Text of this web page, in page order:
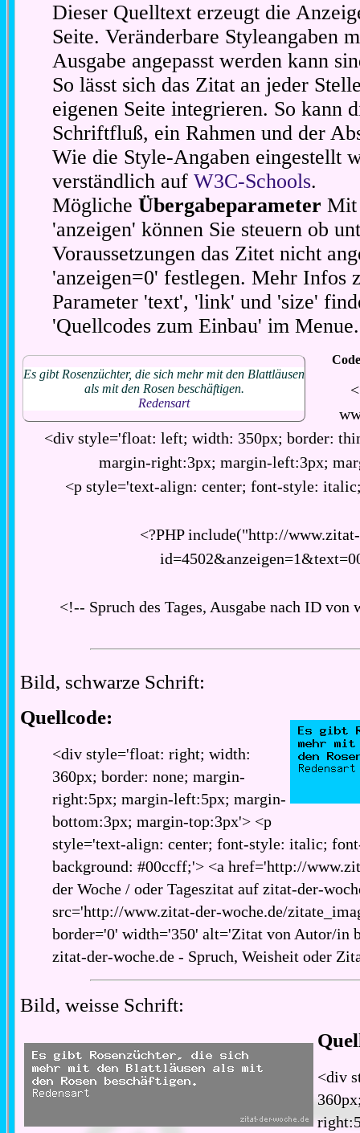
Dieser Quelltext erzeugt die
Seite. Veränderbare Styleangaben
Ausgabe angepasst werden kann
So lässt sich das Zitat an jeder
eigenen Seite integrieren. So kann
Schriftfluß, ein Rahmen und der
Wie die Style-Angaben eingestellt
verständlich aufW3C-Schools.
MöglicheÜbergabeparameter Mit
'anzeigen' können Sie steuern ob
Voraussetzungen das Zitet nicht
'anzeigen=0' festlegen. Mehr Infos
Parameter 'text', 'link' und 'size'
'Quellcodes zum Einbau' im Menue.
Es gibt Rosenzüchter, die sich mehr mit den Blattläusen
als mit den Rosen beschäftigen.
Redensart
<div style='float: left; width: 350px; border:
margin-right:3px; margin-left:3px;
<p style='text-align: center; font-style:
<?PHP include("http://
<!-- Spruch des Tages, Ausgabe nach ID
Bild, schwarze Schrift:
Quellcode:
<div style='float: right; width:
360px; border: none; margin-
right:5px; margin-left:5px; margin-
bottom:3px; margin-top:3px'> <p
style='text-align: center; font-style: italic;
background: #00ccff;'> <a href='http://
der Woche / oder Tageszitat auf zitat-der-
src='http://www.zitat-der-woche.de/
border='0' width='350' alt='Zitat von Autor/in
zitat-der-woche.de - Spruch, Weisheit oder
Bild, weisse Schrift:
<div